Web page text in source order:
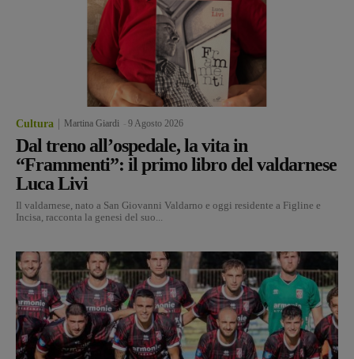
Cultura Martina Giardi 9 Agosto 2026
Dal treno all’ospedale, la vita in
“Frammenti”: il primo libro del valdarnese
Luca Livi
Il valdarnese, nato a San Giovanni Valdarno e oggi residente a Figline e
Incisa, racconta la genesi del suo...